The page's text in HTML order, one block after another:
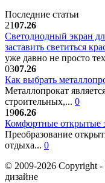
Последние статьи
2107.26
Светодиодный экран
заставить светиться
уже давно не просто
0307.26
Как выбрать
Металлопрокат
строительных,... 0
1906.26
Комфортные открытые
Преобразование
отдыха... 0
© 2009-2026 Copyright -
дизайне